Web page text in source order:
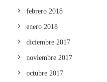
febrero 2018
enero 2018
diciembre 2017
noviembre 2017
octubre 2017